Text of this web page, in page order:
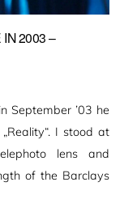
2003 –
September ’03 he
I stood at
lens and
of the Barclays